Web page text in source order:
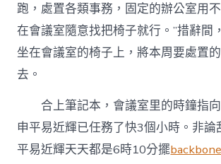
跑，處置各類事務，固定的辦公室用
在會議室隨意找把椅子就行。”措辭間
坐在會議室的椅子上，將本周要處置
去。
合上筆記本，會議室里的時鐘指
申平易近輝已任務了快3個小時。非論
平易近輝天天都是6時10分擺